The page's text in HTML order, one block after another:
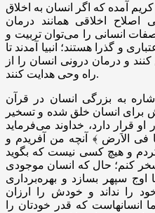
آمده که اگر انسان به اخلاق
اصلاح اخلاقی همانند درمان
صفات انسانی را می‌توان تربیت و
و گذرا هستند؛ انبیا آمدند تا
و درمان درونی انسان را از
راه وحی هدایت کنند.
به بزرگی انسان در قرآن
برای انسان خلق شده و تسخیر
او قرار دارد، خداوند می‌فرماید
الاَرض ﴾ آنچه من آفریدم و
و هیچ کسی نیست که بگوید
کنم؛ حال که انسان موجودی
اوج سپهر بسازد و بهره‌برداری
را نداند و خودش را ارزان
انسانهاست که قدر خودتان را